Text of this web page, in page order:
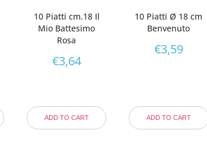
10 Piatti cm.18 Il
Mio Battesimo
Rosa
€3,64
ADD TO CART
10 Piatti Ø 18 cm
Benvenuto
€3,59
ADD TO CART